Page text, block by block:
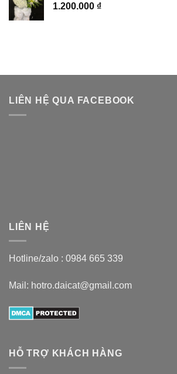
1.200.000 ₫
LIÊN HỆ QUA FACEBOOK
LIÊN HỆ
Hotline/zalo : 0984 665 339
Mail: hotro.daicat@gmail.com
HỖ TRỢ KHÁCH HÀNG